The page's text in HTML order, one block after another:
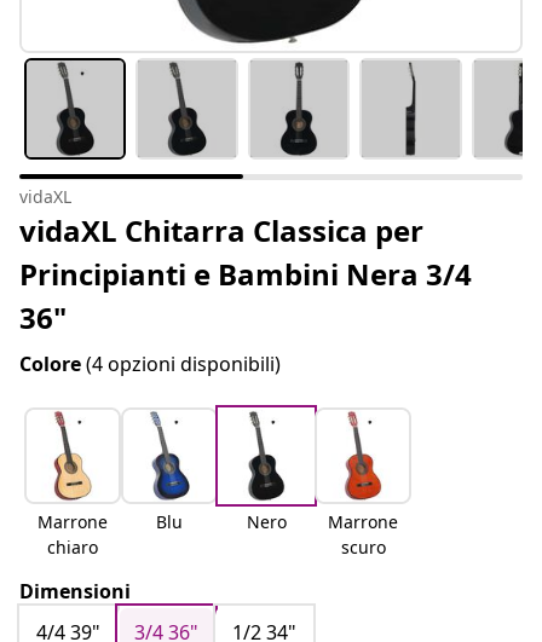
vidaXL
vidaXL Chitarra Classica per
Principianti e Bambini Nera 3/4
36"
Colore(4 opzioni disponibili)
Marrone
chiaro
Blu Nero
Marrone
scuro
Dimensioni
4/4 39"
3/4 36" 1/2 34"